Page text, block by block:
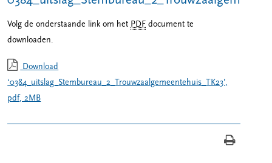
Volg de onderstaande link om hetPDF document te
downloaden.
Download
‘0384_uitslag_Stembureau_2_Trouwzaalgemeentehuis_TK23’,
pdf, 2MB